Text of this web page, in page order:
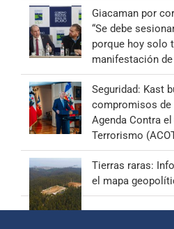
Giacaman por
“Se debe
porque hoy solo
manifestación de
Seguridad: Kast
compromisos de
Agenda Contra
Terrorismo
Tierras raras:
el mapa